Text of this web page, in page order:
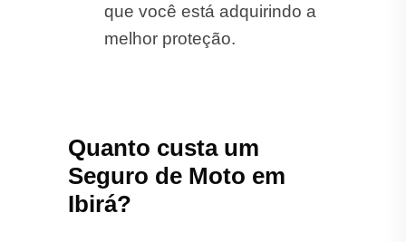
que você está adquirindo a
melhor proteção.
Quanto custa um
Seguro de Moto em
Ibirá?